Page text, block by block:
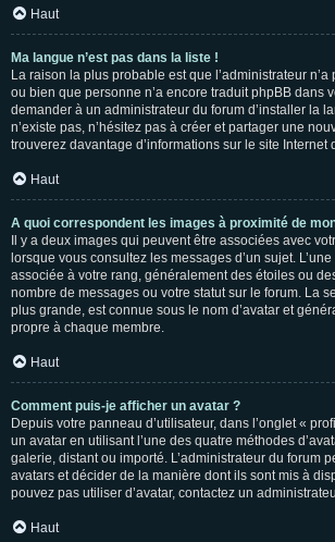
Haut
Ma langue n’est pas dans la liste !
La raison la plus probable est que l’administrateur
ou bien que personne n’a encore traduit phpBB dans
demander à un administrateur du forum d’installer la
n’existe pas, n’hésitez pas à créer et partager une
trouverez davantage d’informations sur le site Internet
Haut
A quoi correspondent les images à proximité de
Il y a deux images qui peuvent être associées avec
lorsque vous consultez les messages d’un sujet.
associée à votre rang, généralement des étoiles ou
nombre de messages ou votre statut sur le forum. La
plus grande, est connue sous le nom d’avatar et
propre à chaque membre.
Haut
Comment puis-je afficher un avatar ?
Depuis votre panneau d’utilisateur, dans l’onglet «
un avatar en utilisant l’une des quatre méthodes
galerie, distant ou importé. L’administrateur du forum
avatars et décider de la manière dont ils sont mis à
pouvez pas utiliser d’avatar, contactez un
Haut